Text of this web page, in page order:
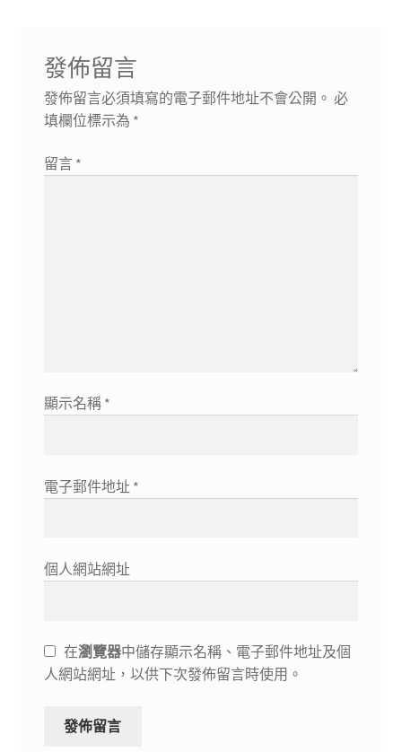
發佈留言
發佈留言必須填寫的電子郵件地址不會公開。 必
填欄位標示為 *
留言 *
顯示名稱 *
電子郵件地址 *
個人網站網址
在瀏覽器中儲存顯示名稱、電子郵件地址及個
人網站網址，以供下次發佈留言時使用。